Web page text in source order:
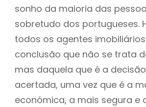
sonho da maioria das
sobretudo dos portugueses.
todos os agentes
conclusão que não se trata
mas daquela que é a
acertada, uma vez que é a
económica, a mais segura e